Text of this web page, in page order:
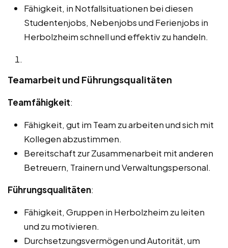
Fähigkeit, in Notfallsituationen bei diesen
Studentenjobs, Nebenjobs und Ferienjobs in
Herbolzheim schnell und effektiv zu handeln.
Teamarbeit und Führungsqualitäten
Teamfähigkeit:
Fähigkeit, gut im Team zu arbeiten und sich mit
Kollegen abzustimmen.
Bereitschaft zur Zusammenarbeit mit anderen
Betreuern, Trainern und Verwaltungspersonal.
Führungsqualitäten:
Fähigkeit, Gruppen in Herbolzheim zu leiten
und zu motivieren.
Durchsetzungsvermögen und Autorität, um